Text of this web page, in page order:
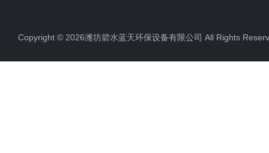
Copyright © 2026潍坊碧水蓝天环保设备有限公司 All Rights